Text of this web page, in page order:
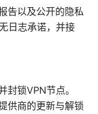
告以及公开的隐私
日志承诺，并接
封锁VPN节点。
供商的更新与解锁